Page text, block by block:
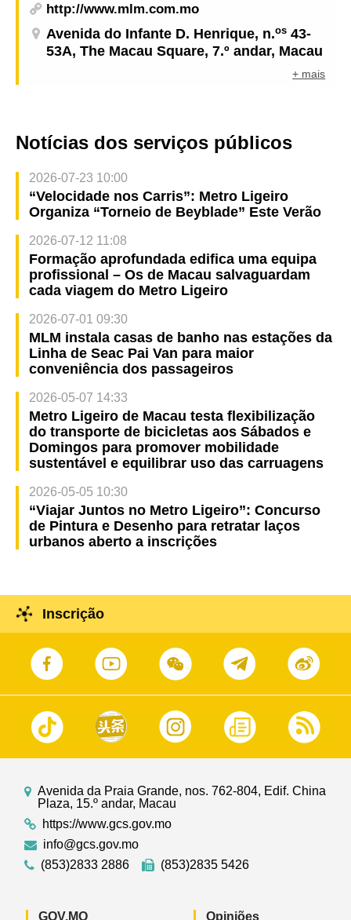
http://www.mlm.com.mo
Avenida do Infante D. Henrique, n.os 43-
53A, The Macau Square, 7.º andar, Macau
+ mais
Notícias dos serviços públicos
2026-07-23 10:00
“Velocidade nos Carris”: Metro Ligeiro
Organiza “Torneio de Beyblade” Este Verão
2026-07-12 11:08
Formação aprofundada edifica uma equipa
profissional – Os de Macau salvaguardam
cada viagem do Metro Ligeiro
2026-07-01 09:30
MLM instala casas de banho nas estações da
Linha de Seac Pai Van para maior
conveniência dos passageiros
2026-05-07 14:33
Metro Ligeiro de Macau testa flexibilização
do transporte de bicicletas aos Sábados e
Domingos para promover mobilidade
sustentável e equilibrar uso das carruagens
2026-05-05 10:30
“Viajar Juntos no Metro Ligeiro”: Concurso
de Pintura e Desenho para retratar laços
urbanos aberto a inscrições
Inscrição
Avenida da Praia Grande, nos. 762-804, Edif. China
Plaza, 15.º andar, Macau
https://www.gcs.gov.mo
info@gcs.gov.mo
(853)2833 2886
(853)2835 5426
GOV.MO Opiniões